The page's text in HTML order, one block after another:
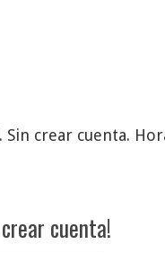
crear cuenta.
cuenta!